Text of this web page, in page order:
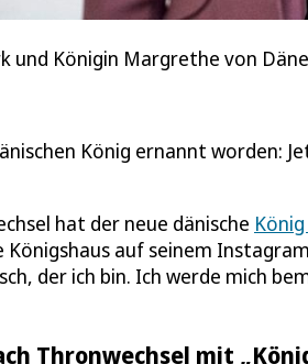
und Königin Margrethe von
König ernannt worden:
hat der neue dänische
auf seinem
der ich bin. Ich werde mich
Thronwechsel mit